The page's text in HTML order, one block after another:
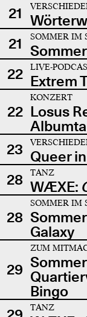
21
21
SOMMER IM
22
LIVE-
Extrem
22
KONZERT
Losus
23 Queer
28
TANZ
WÆXE:
28
SOMMER IM
Galaxy
29
ZUM
Bingo
TANZ